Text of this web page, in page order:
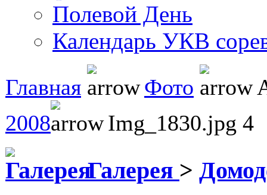
Полевой День
Календарь УКВ
Главная Фото
2008
Img_1830.jpg 4
Галерея >